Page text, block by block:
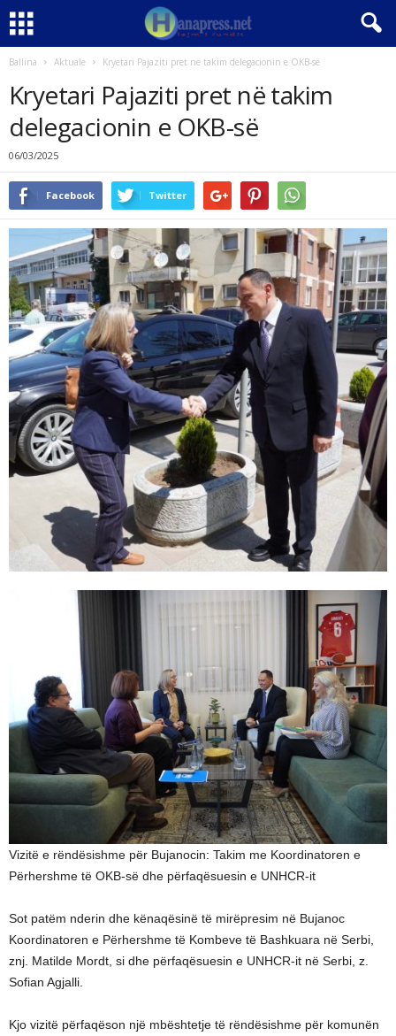
Ballina Aktuale Kryetari Pajaziti pret në takim delegacionin e OKB-së
Kryetari Pajaziti pret në takim
delegacionin e OKB-së
06/03/2025
Facebook Twitter
Vizitë e rëndësishme për Bujanocin: Takim me Koordinatoren e
Përhershme të OKB-së dhe përfaqësuesin e UNHCR-it
Sot patëm nderin dhe kënaqësinë të mirëpresim në Bujanoc
Koordinatoren e Përhershme të Kombeve të Bashkuara në Serbi,
znj. Matilde Mordt, si dhe përfaqësuesin e UNHCR-it në Serbi, z.
Sofian Agjalli.
Kjo vizitë përfaqëson një mbështetje të rëndësishme për komunën